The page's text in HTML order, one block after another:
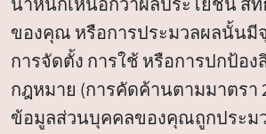
ของคุณ หรือการประมวลผลนั้นมี
การจัดตั้ง การใช้ หรือการปกป้อง
กฎหมาย (การคัดค้านตามมาตรา
ข้อมูลส่วนบุคคลของคุณถูกประม